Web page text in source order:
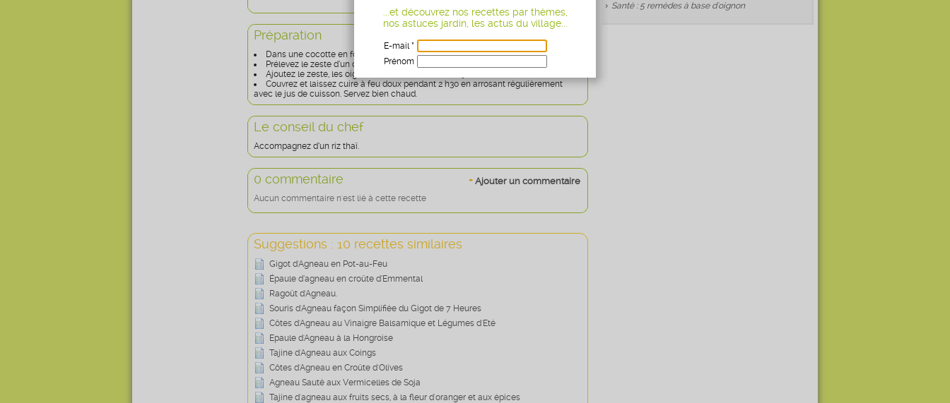
Santé : 5 remèdes à base d'oignon
Préparation
Dans une cocotte en fonte, faites dorer les souris d'agneau avec l'huile d'olive.
Prélevez le zeste d’un citron.
Ajoutez le zeste, les oignons émincés, le miel et le jus de citron dans la cocotte.
Couvrez et laissez cuire à feu doux pendant 2 h30 en arrosant régulièrement
avec le jus de cuisson. Servez bien chaud.
Le conseil du chef
Accompagnez d’un riz thaï.
+ Ajouter un commentaire
0 commentaire
Aucun commentaire n'est lié à cette recette
Suggestions : 10 recettes similaires
Gigot d'Agneau en Pot-au-Feu
Épaule d’agneau en croûte d’Emmental
Ragoût d'Agneau.
Souris d'Agneau façon Simplifiée du Gigot de 7 Heures
Côtes d'Agneau au Vinaigre Balsamique et Légumes d'Eté
Epaule d'Agneau à la Hongroise
Tajine d'Agneau aux Coings
Côtes d'Agneau en Croûte d'Olives
Agneau Sauté aux Vermicelles de Soja
Tajine d'agneau aux fruits secs, à la fleur d'oranger et aux épices
...et découvrez nos recettes par thèmes,
nos astuces jardin, les actus du village...
E-mail *
Prénom
Age
* obligatoire